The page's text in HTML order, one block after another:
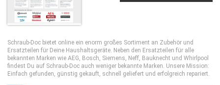
Schraub-Doc bietet online ein enorm großes Sortiment an Zubehör und
Ersatzteilen für Deine Haushaltsgeräte. Neben den Ersatzteilen für alle
bekannten Marken wie AEG, Bosch, Siemens, Neff, Bauknecht und Whirlpool
findest Du auf Schraub-Doc auch weniger bekannte Marken. Unsere Mission:
Einfach gefunden, günstig gekauft, schnell geliefert und erfolgreich repariert.